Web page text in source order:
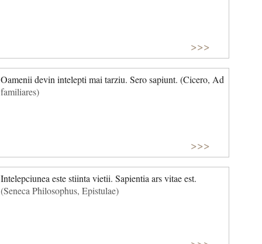
>>>
Oamenii devin intelepti mai tarziu. Sero sapiunt. (Cicero, Ad
familiares)
>>>
Intelepciunea este stiinta vietii. Sapientia ars vitae est.
(Seneca Philosophus, Epistulae)